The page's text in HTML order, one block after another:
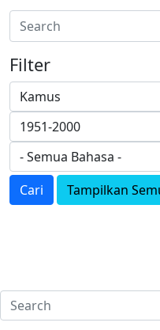
Filter
Cari Tampilkan